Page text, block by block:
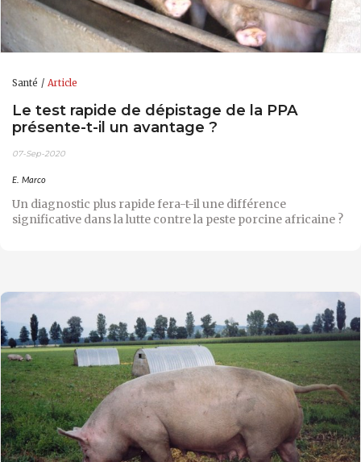
Santé Article
Le test rapide de dépistage de la PPA
présente-t-il un avantage ?
07-Sep-2020
E. Marco
Un diagnostic plus rapide fera-t-il une différence
significative dans la lutte contre la peste porcine africaine ?